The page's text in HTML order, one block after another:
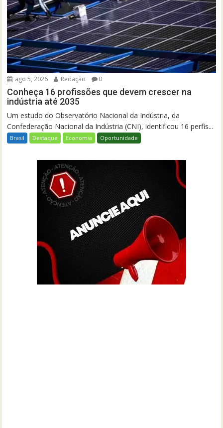
ago 5, 2026 Redação 0
Conheça 16 profissões que devem crescer na
indústria até 2035
Um estudo do Observatório Nacional da Indústria, da
Confederação Nacional da Indústria (CNI), identificou 16 perfis...
Brasil Destaque Economia Oportunidade